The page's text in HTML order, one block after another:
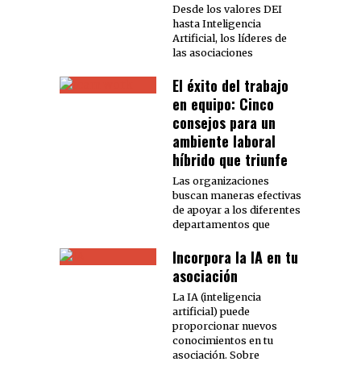
Desde los valores DEI
hasta Inteligencia
Artificial, los líderes de
las asociaciones
El éxito del trabajo
en equipo: Cinco
consejos para un
ambiente laboral
híbrido que triunfe
Las organizaciones
buscan maneras efectivas
de apoyar a los diferentes
departamentos que
Incorpora la IA en tu
asociación
La IA (inteligencia
artificial) puede
proporcionar nuevos
conocimientos en tu
asociación. Sobre